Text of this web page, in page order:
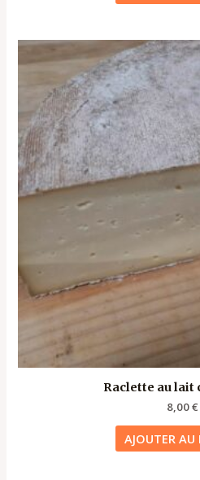
Raclette au lait
8,00€
AJOUTER AU